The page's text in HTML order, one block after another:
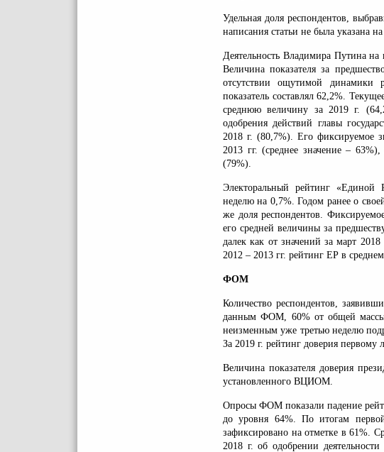
Удельная доля респондентов,
написания статьи не была указана
Деятельность Владимира Путина на
Величина показателя за
отсутствии ощутимой динамики
показатель составлял 62,2%.
среднюю величину за 2019 г.
одобрения действий главы
2018 г. (80,7%). Его фиксируемое
2013 гг. (среднее значение –
(79%).
Электоральный рейтинг «Единой
неделю на 0,7%. Годом ранее о
же доля респондентов.
его средней величины за
далек как от значений за март
2012 – 2013 гг. рейтинг ЕР в
ФОМ
Количество респондентов,
данным ФОМ, 60% от общей массы
неизменным уже третью неделю
За 2019 г. рейтинг доверия первому
Величина показателя доверия
установленного ВЦИОМ.
Опросы ФОМ показали падение
до уровня 64%. По итогам
зафиксировано на отметке в 61%.
2018 г. об одобрении